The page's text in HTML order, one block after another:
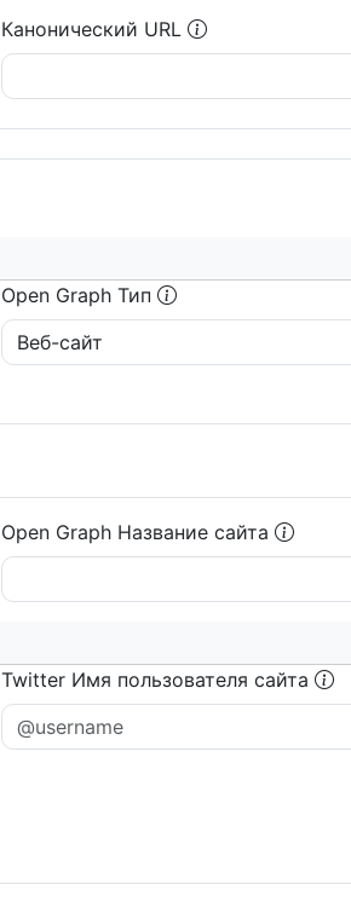
Канонический URL
Open Graph Тип
Open Graph Название сайта
Twitter Имя пользователя сайта